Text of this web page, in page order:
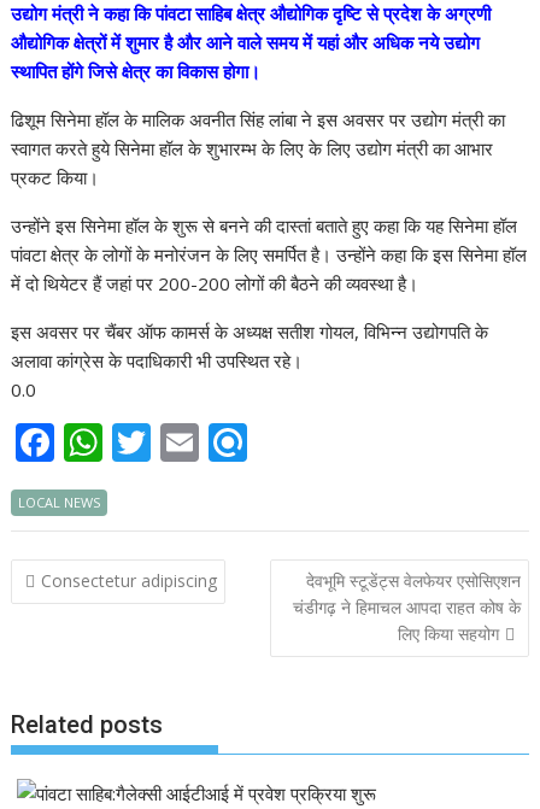
उद्योग मंत्री ने कहा कि पांवटा साहिब क्षेत्र औद्योगिक दृष्टि से प्रदेश के अग्रणी
औद्योगिक क्षेत्रों में शुमार है और आने वाले समय में यहां और अधिक नये उद्योग
स्थापित होंगे जिसे क्षेत्र का विकास होगा।
ढिशूम सिनेमा हॉल के मालिक अवनीत सिंह लांबा ने इस अवसर पर उद्योग मंत्री का
स्वागत करते हुये सिनेमा हॉल के शुभारम्भ के लिए के लिए उद्योग मंत्री का आभार
प्रकट किया।
उन्होंने इस सिनेमा हॉल के शुरू से बनने की दास्तां बताते हुए कहा कि यह सिनेमा हॉल
पांवटा क्षेत्र के लोगों के मनोरंजन के लिए समर्पित है। उन्होंने कहा कि इस सिनेमा हॉल
में दो थियेटर हैं जहां पर 200-200 लोगों की बैठने की व्यवस्था है।
इस अवसर पर चैंबर ऑफ कामर्स के अध्यक्ष सतीश गोयल, विभिन्न उद्योगपति के
अलावा कांग्रेस के पदाधिकारी भी उपस्थित रहे।
0.0
F
ac
e
b
o
W
h
at
s
A
T
itt
er
E
ai
l
i
n
LOCAL NEWS
Post
navigation
Consectetur adipiscing
देवभूमि स्टूडेंट्स वेलफेयर एसोसिएशन
चंडीगढ़ ने हिमाचल आपदा राहत कोष के
लिए किया सहयोग
Related posts